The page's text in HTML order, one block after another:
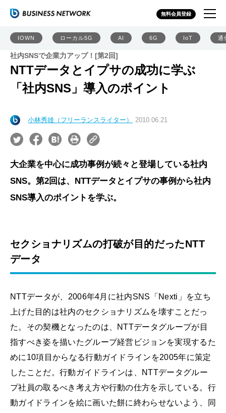
無料会員登録
IOWN ローカル5G AI 6G IoT 通
社内SNSで企業力アップ！[第2回]
NTTデータとイプサの成功に学ぶ
「社内SNS」導入のポイント
小林秀雄（フリーランスライター） 2010.06.21
大企業を中心に成功事例が続々と登場している社内
SNS。第2回は、NTTデータとイプサの事例から社内
SNS導入のポイントを学ぶ。
セクショナリズムの打破が目的だったNTT
データ
NTTデータが、2006年4月に社内SNS「Nexti」を立ち
上げた目的は社内のセクショナリズムを壊すことだっ
た。その契機となったのは、NTTデータグループが目
指すべき姿を描いたグループ経営ビジョンを実現するた
めに10項目からなる行動ガイドラインを2005年に策定
したことだ。行動ガイドラインは、NTTデータグルー
プ社員の取るべき考え方や行動の仕方を示している。行
動ガイドラインを絵に画いた餅に終わらせないよう、同